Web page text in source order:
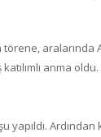
törene,
anma oldu.
yapıldı.